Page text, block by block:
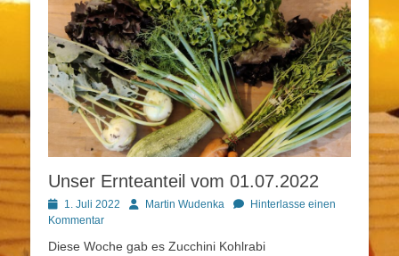
Unser Ernteanteil vom 01.07.2022
Posted
on
1. Juli 2022 AutorMartin Wudenka
Hinterlasse einen
Kommentar
Diese Woche gab es Zucchini Kohlrabi